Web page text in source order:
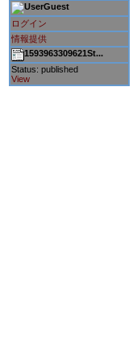
Guest
ログイン
情報提供
1593963309621St...
Status: published
View